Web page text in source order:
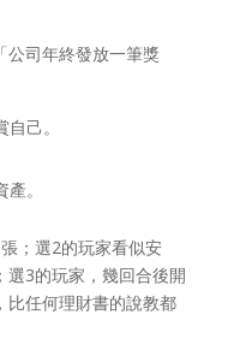
公司年終發放一筆獎
己。
。
；選2的玩家看似安
選3的玩家，幾回合後開
比任何理財書的說教都